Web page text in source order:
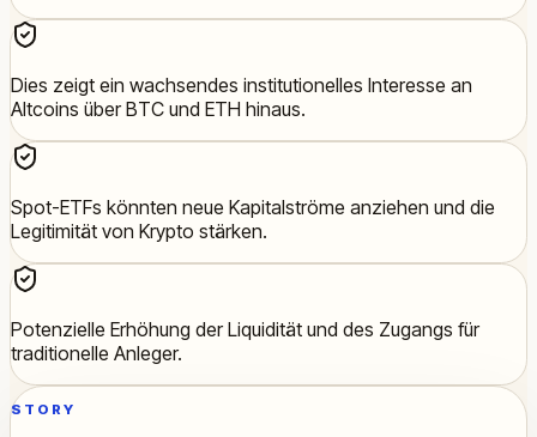
Dies zeigt ein wachsendes institutionelles Interesse an
Altcoins über BTC und ETH hinaus.
Spot-ETFs könnten neue Kapitalströme anziehen und die
Legitimität von Krypto stärken.
Potenzielle Erhöhung der Liquidität und des Zugangs für
traditionelle Anleger.
STORY